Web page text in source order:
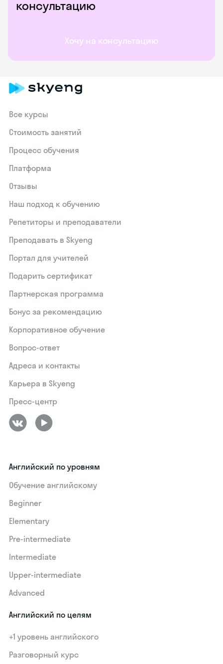
консультацию
Хочу на консультацию
Все курсы
Стоимость занятий
Процесс обучения
Платформа
Отзывы
Наш подход к обучению
Репетиторы и преподаватели
Преподавать в Skyeng
Портал для учителей
Подарить сертификат
Партнерская программа
Бонус за рекомендацию
Корпоративное обучение
Вопрос-ответ
Адреса и контакты
Карьера в Skyeng
Пресс-центр
Английский по уровням
Обучение английскому
Beginner
Elementary
Pre-intermediate
Intermediate
Upper-intermediate
Advanced
Английский по целям
+1 уровень английского
Разговорный курс